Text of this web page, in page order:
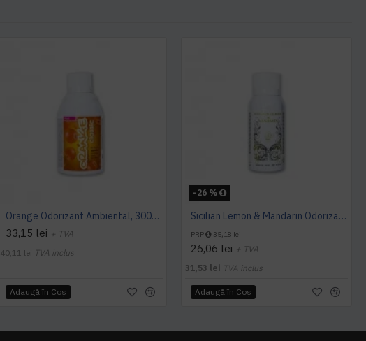
Orange Odorizant Ambiental, 3000 utilizari - 163mc, Hygiene Vision
33,15 lei + TVA
40,11 lei TVA inclus
Adaugă în Coş
-26 %
Sicilian Lemon & Mandarin Odorizant MINI, Hygiene 4 You
PRP 35,18 lei
26,06 lei + TVA
31,53 lei TVA inclus
Adaugă în Coş